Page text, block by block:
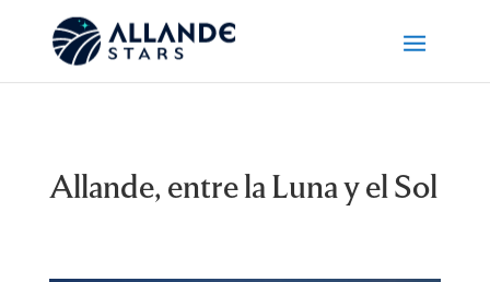
Allande, entre la Luna y el Sol